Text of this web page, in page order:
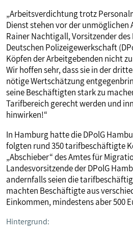
„Arbeitsverdichtung trotz
Dienst stehen vor der
Rainer Nachtigall, Vorsitzender
Deutschen Polizeigewerkschaft
Köpfen der Arbeitgebenden nicht
Wir hoffen sehr, dass sie in der
nötige Wertschätzung
seine Beschäftigten stark zu
Tarifbereich gerecht werden und
hinwirken!“
In Hamburg hatte die DPolG
folgten rund 350 tarifbeschäftigte
„Abschieber“ des Amtes für
Landesvorsitzende der DPolG
andernfalls seien die
machten Beschäftigte aus
Einkommen, mindestens aber 500
Hintergrund: